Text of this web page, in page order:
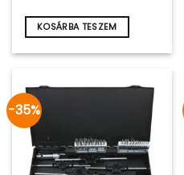
KOSÁRBA TESZEM
-35%